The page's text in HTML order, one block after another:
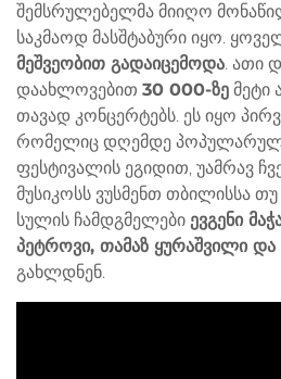
შემსრულებელმა მიიღო
საკმაოდ მასშტაბური იყო.
მეშვეობით გადაიცემოდა. ათი
დაახლოვებით 30 000-ზე მეტი
თავად კონცერტებს. ეს იყო
რომელიც დღემდე
ფესტივალის ეგიდით, უამრავ
მუსიკოსს ვუსმენთ თბილისსა
სულის ჩამდგმელები ევგენი
პეტროვი, თამაზ ყურაშვილი
გახლდნენ.